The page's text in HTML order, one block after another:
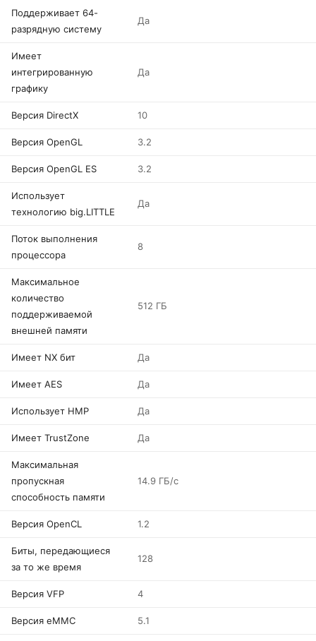
Поддерживает 64-
разрядную систему
Да
Имеет
интегрированную
графику
Да
Версия DirectX 10
Версия OpenGL 3.2
Версия OpenGL ES 3.2
Использует
технологию big.LITTLE
Да
Поток выполнения
процессора
8
Максимальное
количество
поддерживаемой
внешней памяти
512 ГБ
Имеет NX бит Да
Имеет AES Да
Использует HMP Да
Имеет TrustZone Да
Максимальная
пропускная
способность памяти
14.9 ГБ/с
Версия OpenCL 1.2
Биты, передающиеся
за то же время
128
Версия VFP 4
Версия eMMC 5.1